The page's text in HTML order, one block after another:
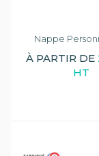
Nappe
À PARTIR DE
HT